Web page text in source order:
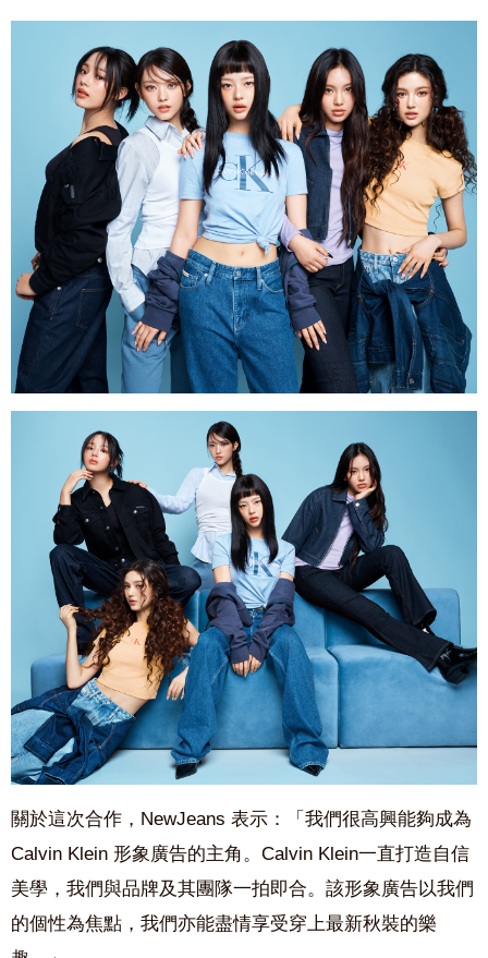
關於這次合作，NewJeans 表示：「我們很高興能夠成為
Calvin Klein 形象廣告的主角。Calvin Klein一直打造自信
美學，我們與品牌及其團隊一拍即合。該形象廣告以我們
的個性為焦點，我們亦能盡情享受穿上最新秋裝的樂